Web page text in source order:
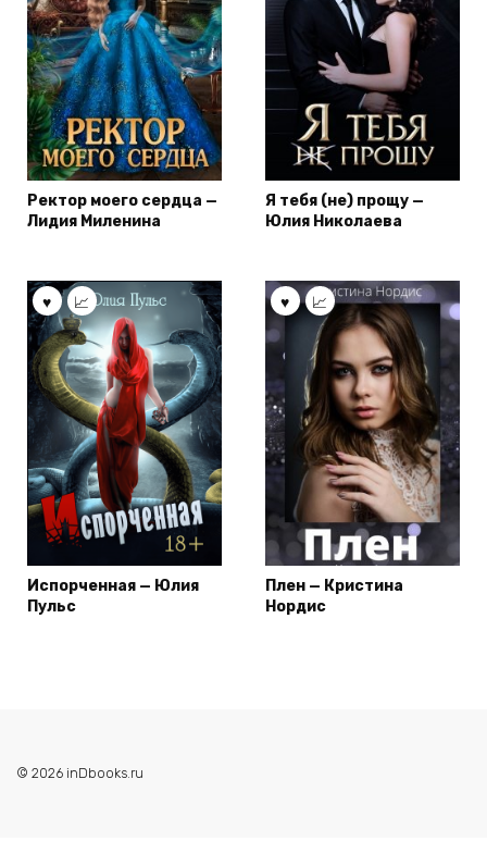
Ректор моего сердца —
Лидия Миленина
Я тебя (не) прощу —
Юлия Николаева
Испорченная — Юлия
Пульс
Плен — Кристина
Нордис
© 2026 inDbooks.ru